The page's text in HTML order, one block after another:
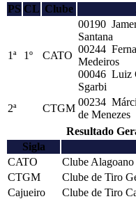
PS CL Clube
1ª 1º CATO
00190
Santana
00244
Medeiros
00046 Luiz
Sgarbi
2ª CTGM
00234
de Menezes
Resultado
Sigla
CATO
Clube
CTGM
Clube de Tiro
Cajueiro
Clube de Tiro